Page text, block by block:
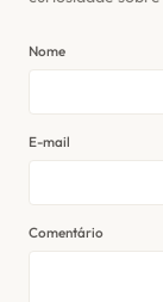
Nome
E-mail
Comentário